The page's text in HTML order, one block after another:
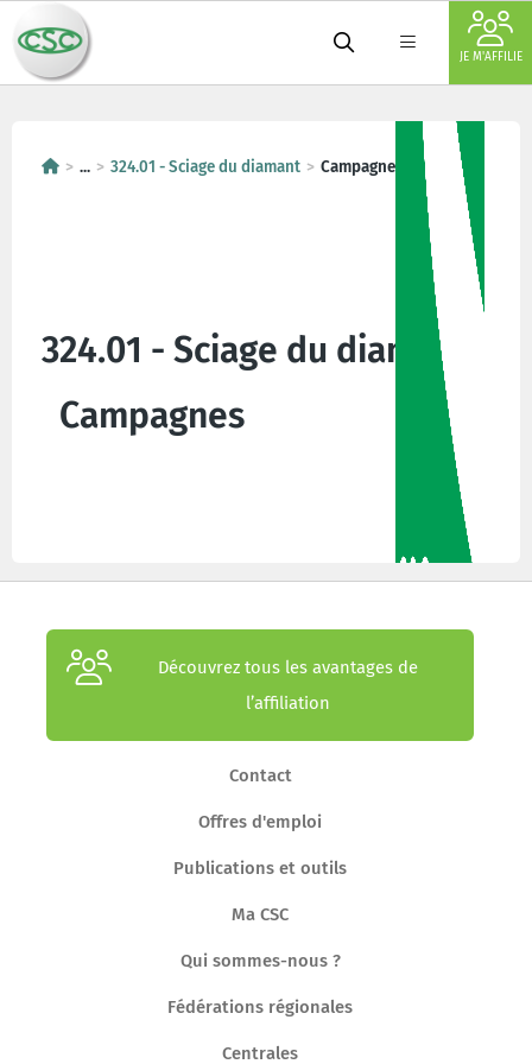
JE M'AFFILIE
... 324.01 - Sciage du diamant Campagnes
324.01 - Sciage du diamant
Campagnes
Découvrez tous les avantages de
l’affiliation
Contact
Offres d'emploi
Publications et outils
Ma CSC
Qui sommes-nous ?
Fédérations régionales
Centrales